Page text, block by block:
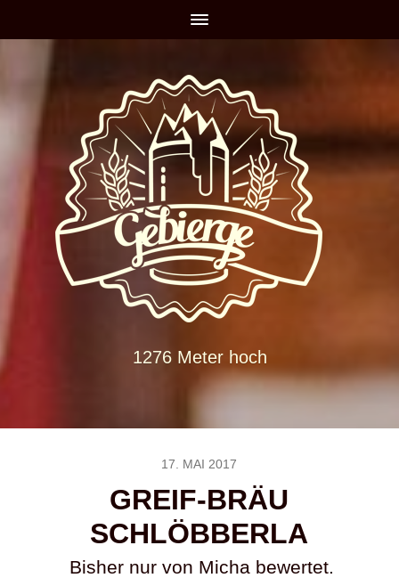
1276 Meter hoch
17. MAI 2017
GREIF-BRÄU
SCHLÖBBERLA
Bisher nur von Micha bewertet.